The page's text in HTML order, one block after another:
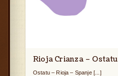
Rioja Crianza – Ostatu
Ostatu – Rioja – Spanje [...]